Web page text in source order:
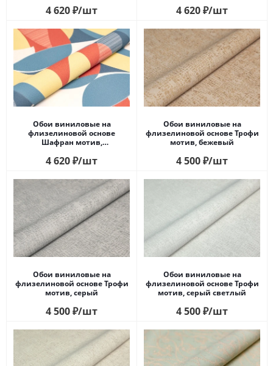
4 620₽/шт 4 620₽/шт
Обои виниловые на
флизелиновой основе
Шафран мотив,
4 620₽/шт
Обои виниловые на
флизелиновой основе Трофи
мотив, бежевый
4 500₽/шт
Обои виниловые на
флизелиновой основе Трофи
мотив, серый
4 500₽/шт
Обои виниловые на
флизелиновой основе Трофи
мотив, серый светлый
4 500₽/шт